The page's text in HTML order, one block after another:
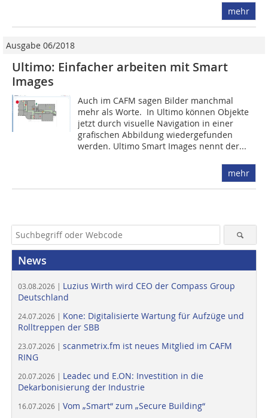
mehr
Ausgabe 06/2018
Ultimo: Einfacher arbeiten mit Smart
Images
Auch im CAFM sagen Bilder manchmal
mehr als Worte. ­ In Ultimo können Objekte
jetzt durch visuelle Navigation in einer
grafischen Abbildung wiedergefunden
werden. Ultimo Smart Images nennt der...
mehr
News
03.08.2026 | Luzius Wirth wird CEO der Compass Group
Deutschland
24.07.2026 | Kone: Digitalisierte Wartung für Aufzüge und
Rolltreppen der SBB
23.07.2026 | scanmetrix.fm ist neues Mitglied im CAFM
RING
20.07.2026 | Leadec und E.ON: Investition in die
Dekarbonisierung der Industrie
16.07.2026 | Vom „Smart“ zum „Secure Building“